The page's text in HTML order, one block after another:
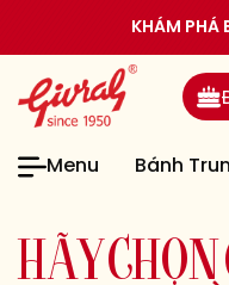
KHÁM PHÁ
Menu Bánh
H Ã Y C H Ọ N